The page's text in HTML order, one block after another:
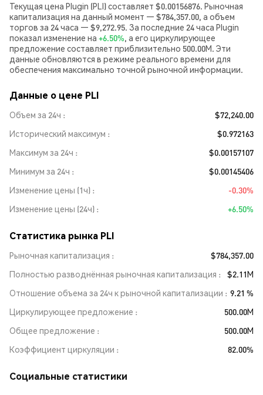
Текущая цена Plugin (PLI) составляет $0.00156876. Рыночная
капитализация на данный момент — $784,357.00, а объем
торгов за 24 часа — $9,272.95. За последние 24 часа Plugin
показал изменение на +6.50%, а его циркулирующее
предложение составляет приблизительно 500.00M. Эти
данные обновляются в режиме реального времени для
обеспечения максимально точной рыночной информации.
Данные о цене PLI
Объем за 24ч
$72,240.00
Исторический максимум
$0.972163
Максимум за 24ч
$0.00157107
Минимум за 24ч
$0.00145406
Изменение цены (1ч)
-0.30%
Изменение цены (24ч)
+6.50%
Статистика рынка PLI
Рыночная капитализация
$784,357.00
Полностью разводнённая рыночная капитализация
$2.11M
Отношение объема за 24ч к рыночной капитализации
9.21 %
Циркулирующее предложение
500.00M
Общее предложение
500.00M
Коэффициент циркуляции
82.00%
Социальные статистики